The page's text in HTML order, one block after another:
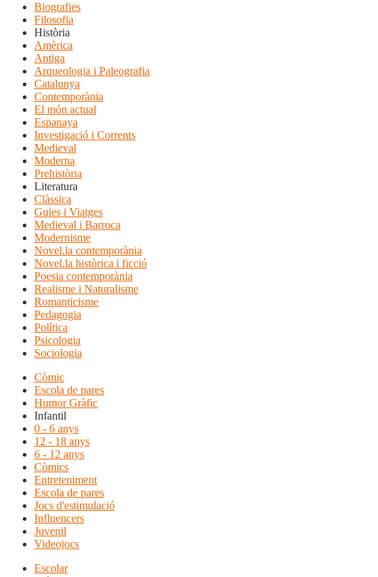
Biografies
Filosofia
Història
Amèrica
Antiga
Arqueologia i Paleografia
Catalunya
Contemporània
El món actual
Espanaya
Investigació i Corrents
Medieval
Moderna
Prehistòria
Literatura
Clàssica
Guies i Viatges
Medieval i Barroca
Modernisme
Novel.la contemporània
Novel.la històrica i ficció
Poesia contemporània
Realisme i Naturalisme
Romanticisme
Pedagogia
Política
Psicologia
Sociologia
Còmic
Escola de pares
Humor Gràfic
Infantil
0 - 6 anys
12 - 18 anys
6 - 12 anys
Còmics
Entreteniment
Escola de pares
Jocs d'estimulació
Influencers
Juvenil
Videojocs
Escolar